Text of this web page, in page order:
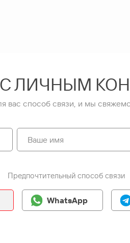
ЛИЧНЫМ
вас способ связи, и мы
Предпочтительный способ связи
WhatsApp